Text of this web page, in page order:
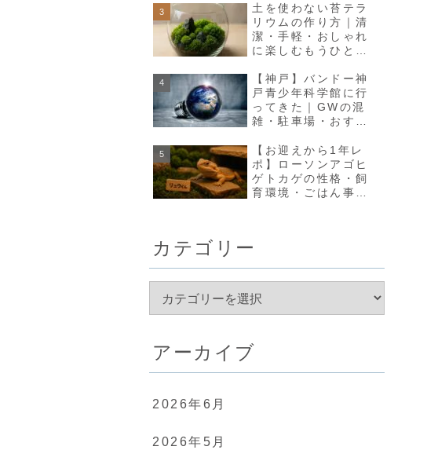
リアに
土を使わない苔テラ
リウムの作り方｜清
潔・手軽・おしゃれ
に楽しむもうひとつ
【神戸】バンドー神
戸青少年科学館に行
ってきた｜GWの混
雑・駐車場・おすす
【お迎えから1年レ
ポ】ローソンアゴヒ
ゲトカゲの性格・飼
育環境・ごはん事情
カテゴリー
アーカイブ
2026年6月
2026年5月